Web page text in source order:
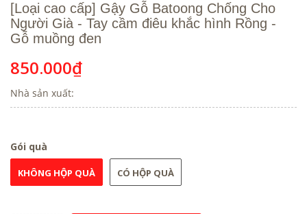
[Loại cao cấp] Gậy Gỗ Batoong Chống Cho
Người Già - Tay cầm điêu khắc hình Rồng -
Gỗ muồng đen
850.000₫
Nhà sản xuất:
Gói quà
KHÔNG HỘP QUÀ CÓ HỘP QUÀ